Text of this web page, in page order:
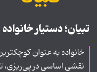
تبیان؛ دستیار خانواده
خانواده به عنوان
نقشی اساسی در پی‌ریزی،